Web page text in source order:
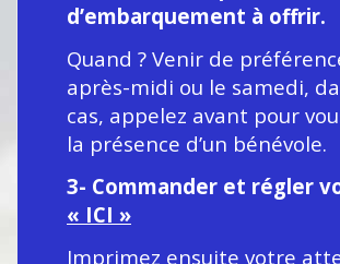
d’embarquement à offrir.
Quand ? Venir de
après-midi ou le samedi,
cas, appelez avant pour
la présence d’un bénévole.
3- Commander et régler
« ICI »
Imprimez ensuite votre